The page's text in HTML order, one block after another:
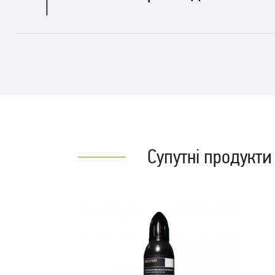
Завдяки своїй кремовій консистенції легко наноситься на
Супутні продукти